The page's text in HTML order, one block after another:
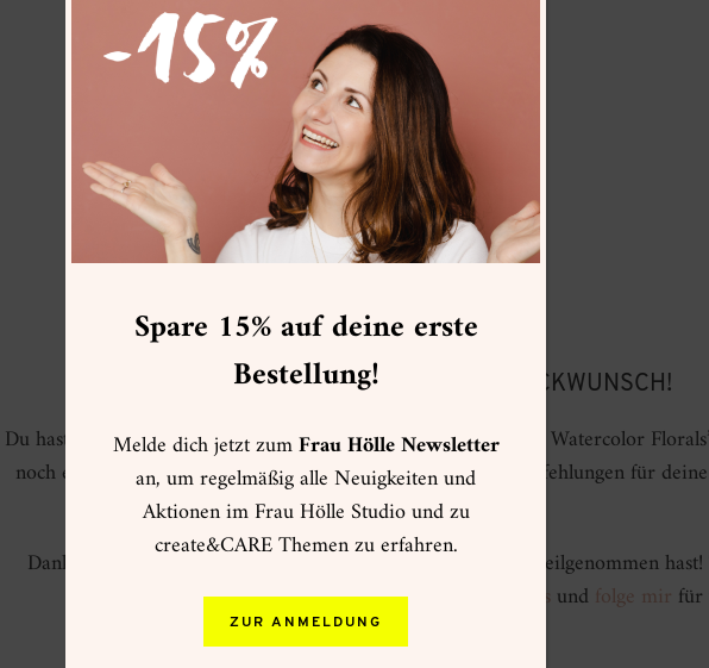
HERZLICHEN GLÜCKWUNSCH!
Du hast es geschafft und meinen Onlinekurs “10 Days Of Loose Watercolor
noch ein paar letzte Tipps & Tricks für dich, sowie Buch-Empfehlungen für
Danke, dass du an meinem virtuellen Watercolor Workshop teilgenommen
Instagram unter#10DaysOfLooseWatercolorFlorals und folge mir
Spare 15% auf deine erste
Bestellung!
Melde dich jetzt zumFrau Hölle Newsletter
an, um regelmäßig alle Neuigkeiten und
Aktionen im Frau Hölle Studio und zu
create&CARE Themen zu erfahren.
ZUR ANMELDUNG